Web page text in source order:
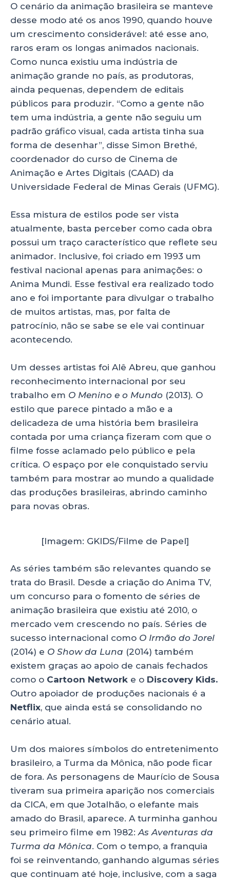
O cenário da animação brasileira se manteve
desse modo até os anos 1990, quando houve
um crescimento considerável: até esse ano,
raros eram os longas animados nacionais.
Como nunca existiu uma indústria de
animação grande no país, as produtoras,
ainda pequenas, dependem de editais
públicos para produzir. “Como a gente não
tem uma indústria, a gente não seguiu um
padrão gráfico visual, cada artista tinha sua
forma de desenhar”, disse Simon Brethé,
coordenador do curso de Cinema de
Animação e Artes Digitais (CAAD) da
Universidade Federal de Minas Gerais (UFMG).
Essa mistura de estilos pode ser vista
atualmente, basta perceber como cada obra
possui um traço característico que reflete seu
animador. Inclusive, foi criado em 1993 um
festival nacional apenas para animações: o
Anima Mundi. Esse festival era realizado todo
ano e foi importante para divulgar o trabalho
de muitos artistas, mas, por falta de
patrocínio, não se sabe se ele vai continuar
acontecendo.
Um desses artistas foi Alê Abreu, que ganhou
reconhecimento internacional por seu
trabalho em O Menino e o Mundo (2013). O
estilo que parece pintado a mão e a
delicadeza de uma história bem brasileira
contada por uma criança fizeram com que o
filme fosse aclamado pelo público e pela
crítica. O espaço por ele conquistado serviu
também para mostrar ao mundo a qualidade
das produções brasileiras, abrindo caminho
para novas obras.
[Imagem: GKIDS/Filme de Papel]
As séries também são relevantes quando se
trata do Brasil. Desde a criação do Anima TV,
um concurso para o fomento de séries de
animação brasileira que existiu até 2010, o
mercado vem crescendo no país. Séries de
sucesso internacional como O Irmão do Jorel
(2014) e O Show da Luna (2014) também
existem graças ao apoio de canais fechados
como o Cartoon Network e o Discovery Kids.
Outro apoiador de produções nacionais é a
Netflix, que ainda está se consolidando no
cenário atual.
Um dos maiores símbolos do entretenimento
brasileiro, a Turma da Mônica, não pode ficar
de fora. As personagens de Maurício de Sousa
tiveram sua primeira aparição nos comerciais
da CICA, em que Jotalhão, o elefante mais
amado do Brasil, aparece. A turminha ganhou
seu primeiro filme em 1982: As Aventuras da
Turma da Mônica. Com o tempo, a franquia
foi se reinventando, ganhando algumas séries
que continuam até hoje, inclusive, com a saga